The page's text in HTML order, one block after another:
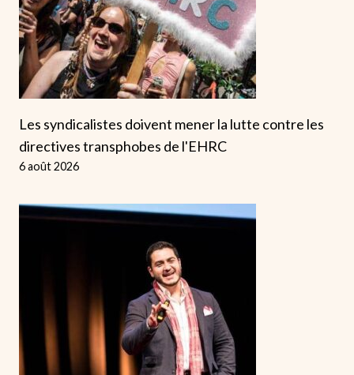
Les syndicalistes doivent mener la lutte contre les
directives transphobes de l'EHRC
6 août 2026